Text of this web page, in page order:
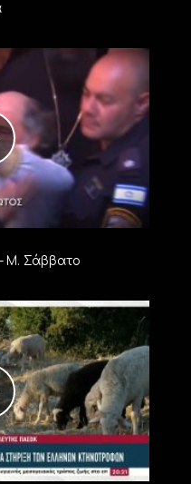
Μ. Σάββατο